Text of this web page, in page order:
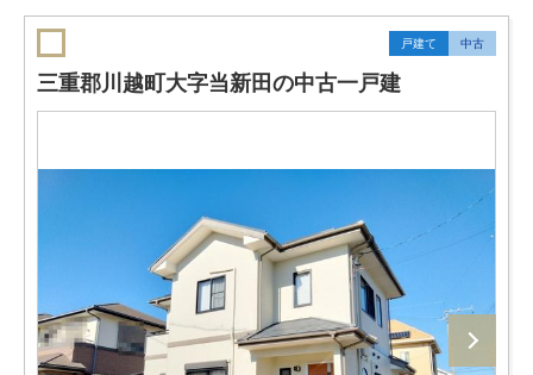
戸建て 中古
三重郡川越町大字当新田の中古一戸建